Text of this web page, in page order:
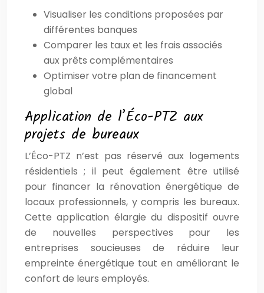
Visualiser les conditions proposées par
différentes banques
Comparer les taux et les frais associés
aux prêts complémentaires
Optimiser votre plan de financement
global
Application de l’Éco-PTZ aux
projets de bureaux
L’Éco-PTZ n’est pas réservé aux logements
résidentiels ; il peut également être utilisé
pour financer la rénovation énergétique de
locaux professionnels, y compris les bureaux.
Cette application élargie du dispositif ouvre
de nouvelles perspectives pour les
entreprises soucieuses de réduire leur
empreinte énergétique tout en améliorant le
confort de leurs employés.